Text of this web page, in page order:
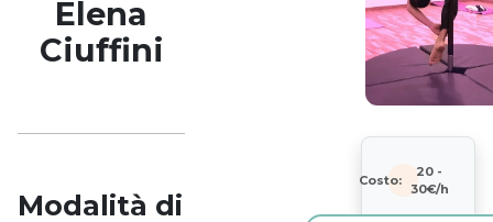
Elena
Ciuffini
Modalità di
Costo:
20 -
30€/h